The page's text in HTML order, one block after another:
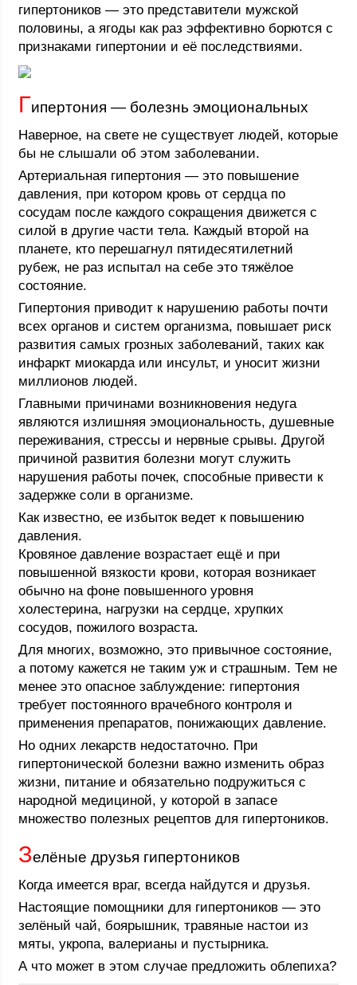
гипертоников — это представители мужской
половины, а ягоды как раз эффективно борются с
признаками гипертонии и её последствиями.
Гипертония — болезнь эмоциональных
Наверное, на свете не существует людей, которые
бы не слышали об этом заболевании.
Артериальная гипертония — это повышение
давления, при котором кровь от сердца по
сосудам после каждого сокращения движется с
силой в другие части тела. Каждый второй на
планете, кто перешагнул пятидесятилетний
рубеж, не раз испытал на себе это тяжёлое
состояние.
Гипертония приводит к нарушению работы почти
всех органов и систем организма, повышает риск
развития самых грозных заболеваний, таких как
инфаркт миокарда или инсульт, и уносит жизни
миллионов людей.
Главными причинами возникновения недуга
являются излишняя эмоциональность, душевные
переживания, стрессы и нервные срывы. Другой
причиной развития болезни могут служить
нарушения работы почек, способные привести к
задержке соли в организме.
Как известно, ее избыток ведет к повышению
давления.
Кровяное давление возрастает ещё и при
повышенной вязкости крови, которая возникает
обычно на фоне повышенного уровня
холестерина, нагрузки на сердце, хрупких
сосудов, пожилого возраста.
Для многих, возможно, это привычное состояние,
а потому кажется не таким уж и страшным. Тем не
менее это опасное заблуждение: гипертония
требует постоянного врачебного контроля и
применения препаратов, понижающих давление.
Но одних лекарств недостаточно. При
гипертонической болезни важно изменить образ
жизни, питание и обязательно подружиться с
народной медициной, у которой в запасе
множество полезных рецептов для гипертоников.
Зелёные друзья гипертоников
Когда имеется враг, всегда найдутся и друзья.
Настоящие помощники для гипертоников — это
зелёный чай, боярышник, травяные настои из
мяты, укропа, валерианы и пустырника.
А что может в этом случае предложить облепиха?